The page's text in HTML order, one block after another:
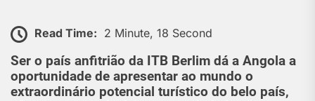
Read Time: 2 Minute, 18 Second
Ser o país anfitrião da ITB Berlim dá a Angola a
oportunidade de apresentar ao mundo o
extraordinário potencial turístico do belo país,